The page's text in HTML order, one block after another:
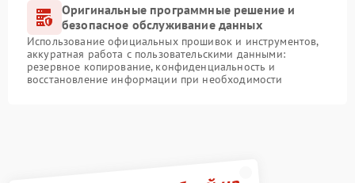
Оригинальные программные решение и
безопасное обслуживание данных
Использование официальных прошивок и инструментов,
аккуратная работа с пользовательскими данными:
резервное копирование, конфиденциальность и
восстановление информации при необходимости